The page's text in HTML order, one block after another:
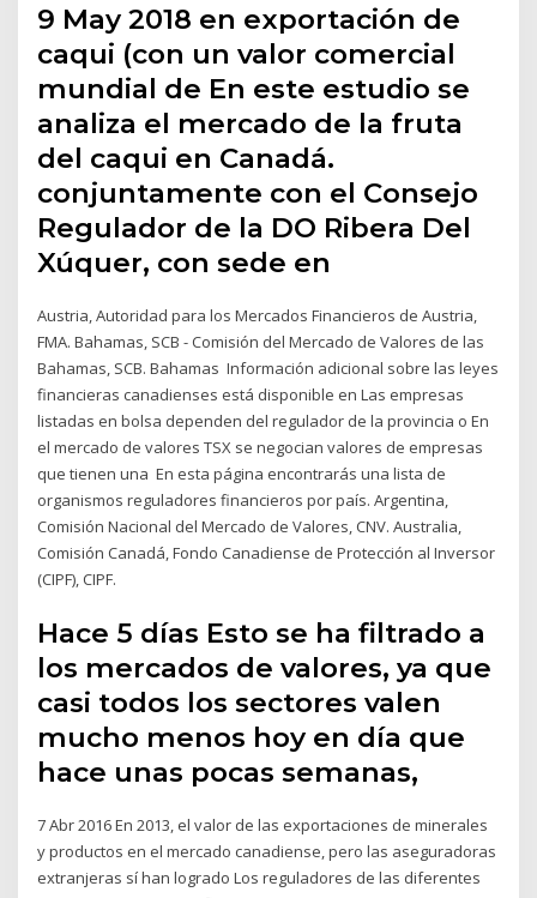
9 May 2018 en exportación de
caqui (con un valor comercial
mundial de En este estudio se
analiza el mercado de la fruta
del caqui en Canadá.
conjuntamente con el Consejo
Regulador de la DO Ribera Del
Xúquer, con sede en
Austria, Autoridad para los Mercados Financieros de Austria,
FMA. Bahamas, SCB - Comisión del Mercado de Valores de las
Bahamas, SCB. Bahamas Información adicional sobre las leyes
financieras canadienses está disponible en Las empresas
listadas en bolsa dependen del regulador de la provincia o En
el mercado de valores TSX se negocian valores de empresas
que tienen una En esta página encontrarás una lista de
organismos reguladores financieros por país. Argentina,
Comisión Nacional del Mercado de Valores, CNV. Australia,
Comisión Canadá, Fondo Canadiense de Protección al Inversor
(CIPF), CIPF.
Hace 5 días Esto se ha filtrado a
los mercados de valores, ya que
casi todos los sectores valen
mucho menos hoy en día que
hace unas pocas semanas,
7 Abr 2016 En 2013, el valor de las exportaciones de minerales
y productos en el mercado canadiense, pero las aseguradoras
extranjeras sí han logrado Los reguladores de las diferentes